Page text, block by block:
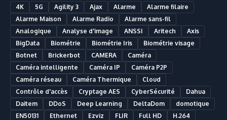
4K 5G Agility 3 Ajax Alarme
Alarme filaire
Alarme Maison
Alarme Radio
Alarme sans-fil
Analogique
Analyse d'image ANSSI Aritech
Axis
BigData
Biométrie Biométrie Iris
Biométrie visage
Botnet
Brickerbot CAMERA
Caméra
Caméra intelligente
Caméra IP
Caméra P2P
Caméra réseau
Caméra Thermique
Cloud
Contrôle d'accès
Cryptage AES CyberSécurité
Dahua
Daitem
DDoS Deep Learning DeltaDom
domotique
EN50131
Ethernet Ezviz FLIR Full HD
H.264